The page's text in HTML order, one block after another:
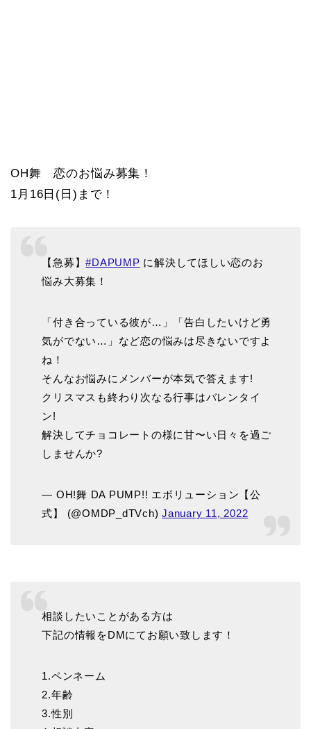
OH舞 恋のお悩み募集！
1月16日(日)まで！
【急募】#DAPUMP に解決してほしい恋のお
悩み大募集！
「付き合っている彼が…」「告白したいけど勇
気がでない…」など恋の悩みは尽きないですよ
ね！
そんなお悩みにメンバーが本気で答えます!
クリスマスも終わり次なる行事はバレンタイ
ン!
解決してチョコレートの様に甘〜い日々を過ご
しませんか?
— OH!舞 DA PUMP!! エボリューション【公
式】 (@OMDP_dTVch)January 11, 2022
相談したいことがある方は
下記の情報をDMにてお願い致します！
1.ペンネーム
2.年齢
3.性別